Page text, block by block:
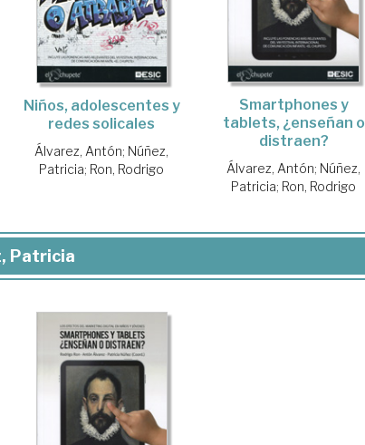
Niños, adolescentes y
redes solicales
Álvarez, Antón; Núñez,
Patricia; Ron, Rodrigo
Smartphones y
tablets, ¿enseñan o
distraen?
Álvarez, Antón; Núñez,
Patricia; Ron, Rodrigo
Patricia